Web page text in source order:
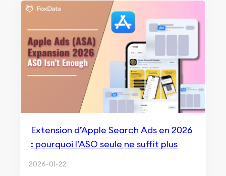
Extension d’Apple Search Ads en 2026
: pourquoi l’ASO seule ne suffit plus
2026-01-22